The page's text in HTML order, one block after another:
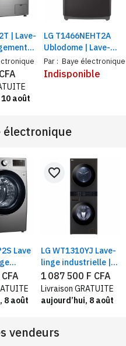
| Lave-
Drive |
Kg
août
LG T1466NEHT2A
Ublodome | Lave-
linge à chargement
par le haut, 14 Kg |
Par : Baye électronique
Indisponible
électronique
Lave
| 6
8 août
LG WT1310YJ Lave-
linge industrielle |
Lavage 13KG /
Séchage 10KG ,avec
technologie Centre
favorite_border
1 087 500 F CFA
Livraison GRATUITE
aujourd’hui, 8 août
vendeurs